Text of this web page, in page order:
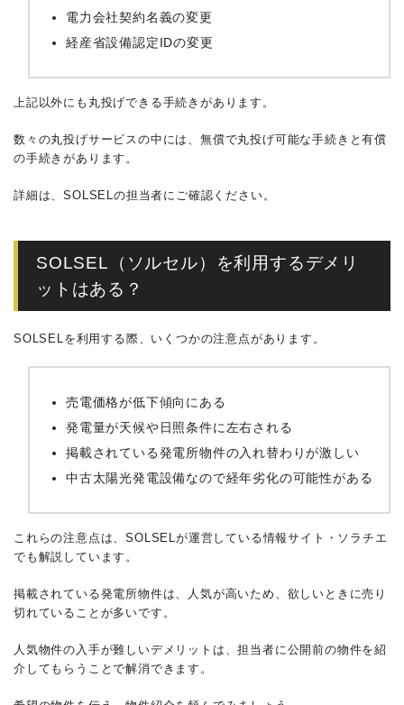
電力会社契約名義の変更
経産省設備認定IDの変更
上記以外にも丸投げできる手続きがあります。
数々の丸投げサービスの中には、無償で丸投げ可能な手続きと有償
の手続きがあります。
詳細は、SOLSELの担当者にご確認ください。
SOLSEL（ソルセル）を利用するデメリ
ットはある？
SOLSELを利用する際、いくつかの注意点があります。
売電価格が低下傾向にある
発電量が天候や日照条件に左右される
掲載されている発電所物件の入れ替わりが激しい
中古太陽光発電設備なので経年劣化の可能性がある
これらの注意点は、SOLSELが運営している情報サイト・ソラチエ
でも解説しています。
掲載されている発電所物件は、人気が高いため、欲しいときに売り
切れていることが多いです。
人気物件の入手が難しいデメリットは、担当者に公開前の物件を紹
介してもらうことで解消できます。